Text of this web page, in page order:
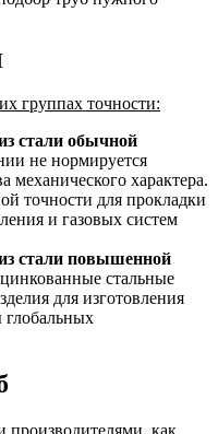
группах точности:
стали обычной
не нормируется
механического характера.
точности для прокладки
и газовых систем
стали повышенной
стальные
для изготовления
глобальных
производителями, как